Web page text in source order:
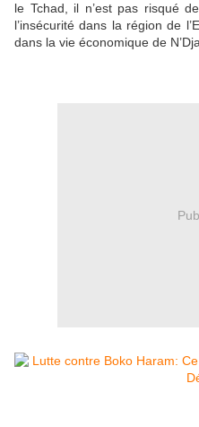
le Tchad, il n’est pas risqué
l’insécurité dans la région de
dans la vie économique de